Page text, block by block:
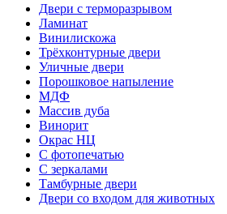
Двери с терморазрывом
Ламинат
Винилискожа
Трёхконтурные двери
Уличные двери
Порошковое напыление
МДФ
Массив дуба
Винорит
Окрас НЦ
С фотопечатью
С зеркалами
Тамбурные двери
Двери со входом для животных